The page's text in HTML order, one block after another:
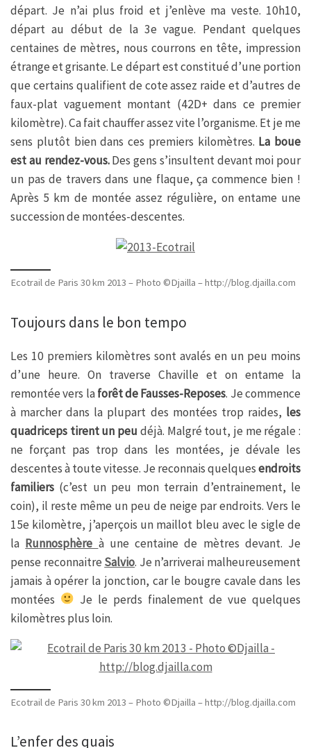
départ. Je n’ai plus froid et j’enlève ma veste. 10h10,
départ au début de la 3e vague. Pendant quelques
centaines de mètres, nous courrons en tête, impression
étrange et grisante. Le départ est constitué d’une portion
que certains qualifient de cote assez raide et d’autres de
faux-plat vaguement montant (42D+ dans ce premier
kilomètre). Ca fait chauffer assez vite l’organisme. Et je me
sens plutôt bien dans ces premiers kilomètres. La boue
est au rendez-vous.Des gens s’insultent devant moi pour
un pas de travers dans une flaque, ça commence bien !
Après 5 km de montée assez régulière, on entame une
succession de montées-descentes.
Ecotrail de Paris 30 km 2013 – Photo ©Djailla – http://blog.djailla.com
Toujours dans le bon tempo
Les 10 premiers kilomètres sont avalés en un peu moins
d’une heure. On traverse Chaville et on entame la
remontée vers laforêt de Fausses-Reposes. Je commence
à marcher dans la plupart des montées trop raides, les
quadriceps tirent un peu déjà. Malgré tout, je me régale :
ne forçant pas trop dans les montées, je dévale les
descentes à toute vitesse. Je reconnais quelquesendroits
familiers (c’est un peu mon terrain d’entrainement, le
coin), il reste même un peu de neige par endroits. Vers le
15e kilomètre, j’aperçois un maillot bleu avec le sigle de
la Runnosphère à une centaine de mètres devant. Je
pense reconnaitreSalvio. Je n’arriverai malheureusement
jamais à opérer la jonction, car le bougre cavale dans les
montées
Je le perds finalement de vue quelques
kilomètres plus loin.
Ecotrail de Paris 30 km 2013 – Photo ©Djailla – http://blog.djailla.com
L’enfer des quais